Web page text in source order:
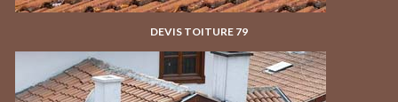
DEVIS TOITURE 79